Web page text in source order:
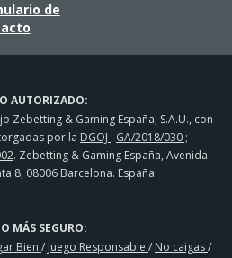
AUTORIZADO:
Zebetting & Gaming España, S.A.U., con
por la DGOJ : GA/2018/030 ;
. Zebetting & Gaming España, Avenida
8, 08006 Barcelona. España
MÁS SEGURO:
Bien / Juego Responsable / No caigas/
de